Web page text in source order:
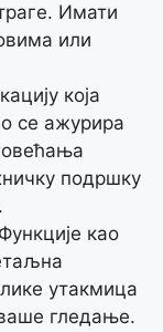
Имати
или
која
се ажурира
подршку
Функције као
утакмица
гледање.